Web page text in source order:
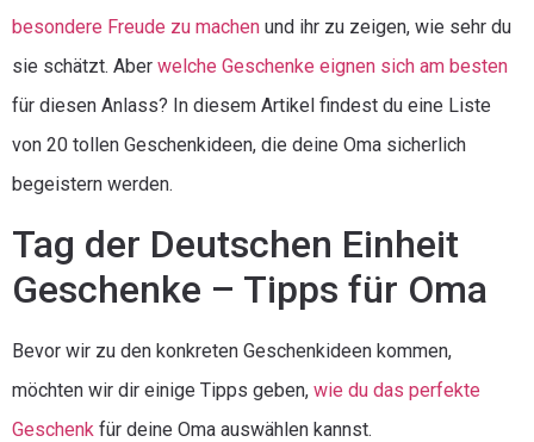
besondere Freude zu machen und ihr zu zeigen, wie sehr du
sie schätzt. Aber welche Geschenke eignen sich am besten
für diesen Anlass? In diesem Artikel findest du eine Liste
von 20 tollen Geschenkideen, die deine Oma sicherlich
begeistern werden.
Tag der Deutschen Einheit
Geschenke – Tipps für Oma
Bevor wir zu den konkreten Geschenkideen kommen,
möchten wir dir einige Tipps geben, wie du das perfekte
Geschenk für deine Oma auswählen kannst.